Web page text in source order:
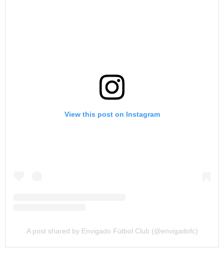
View this post on Instagram
A post shared by Envigado Fútbol Club (@envigadofc)